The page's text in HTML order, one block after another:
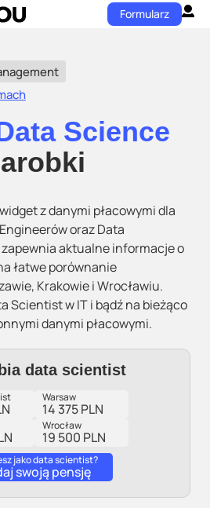
Formularz
Science
z danymi płacowymi dla
oraz Data
aktualne informacje o
łatwe porównanie
Krakowie i Wrocławiu.
Scientist w IT i bądź na bieżąco
danymi płacowymi.
data scientist
Warsaw
14 375 PLN
Wrocław
19 500 PLN
jako data scientist?
swoją pensję